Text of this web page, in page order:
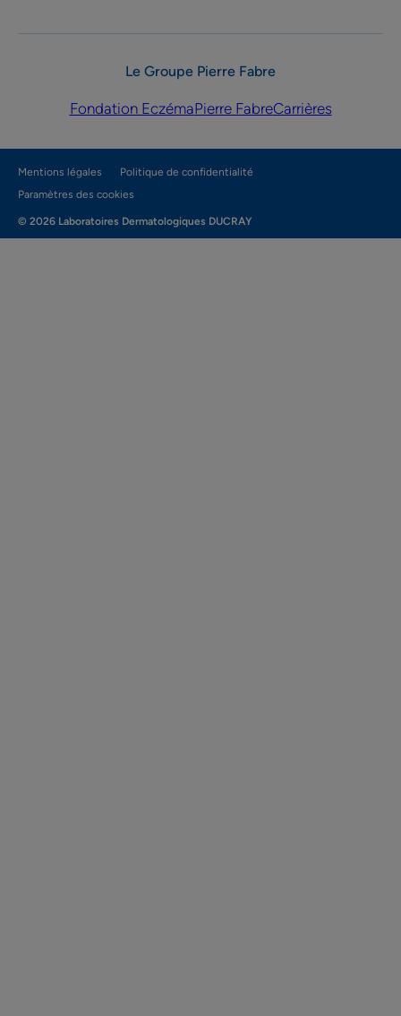
Le Groupe Pierre Fabre
Fondation EczémaPierre FabreCarrières
Mentions légales
Politique de confidentialité
Paramètres des cookies
© 2026 Laboratoires Dermatologiques DUCRAY